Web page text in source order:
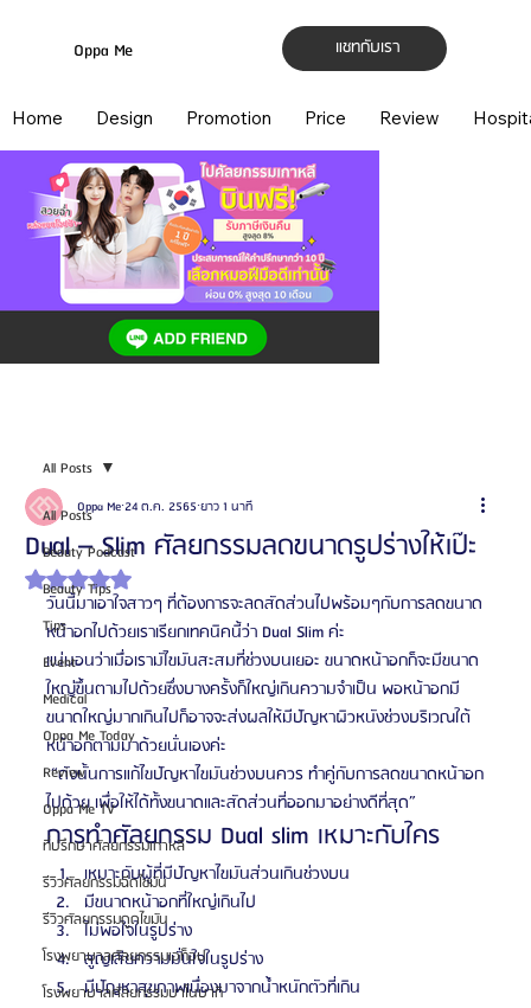
แชทกับเรา
Oppa Me
Home Design Promotion Price Review
All Posts
Beauty Podcast
Beauty Tips
Tips
Event
Medical
Oppa Me Today
Review
Oppa Me TV
ที่ปรึกษาศัลยกรรมเกาหลี
รีวิวศัลยกรรมฉีดไขมัน
รีวิวศัลยกรรมดูดไขมัน
โรงพยาบาลศัลยกรรมเอท็อป
โรงพยาบาลศัลยกรรมบาโนบากิ
All Posts
Dual – Slim ศัลยกรรมลดขนาดรูปร่างให้เป๊ะ
Oppa Me24 ต.ค. 2565 ยาว 1 นาที
ได้รับ NaN เต็ม 5 ดาว
วันนี้มาเอาใจสาวๆ ที่ต้องการจะลดสัดส่วนไปพร้อมๆกับการลดขนาด
หน้าอกไปด้วยเราเรียกเทคนิคนี้ว่า Dual Slim ค่ะ
แน่นอนว่าเมื่อเรามัไขมันสะสมที่ช่วงบนเยอะ ขนาดหน้าอกก็จะมีขนาด
ใหญ่ขึ้นตามไปด้วยซึ่งบางครั้งก็ใหญ่เกินความจำเป็น พอหน้าอกมี
ขนาดใหญ่มากเกินไปก็อาจจะส่งผลให้มีปัญหาผิวหนังช่วงบริเวณใต้
หน้าอกตามมาด้วยนั่นเองค่ะ
“ดังนั้นการแก้ไขปัญหาไขมันช่วงบนควร ทำคู่กับการลดขนาดหน้าอก
ไปด้วย เพื่อให้ได้ทั้งขนาดและสัดส่วนที่ออกมาอย่างดีที่สุด”
การทำศัลยกรรม Dual slim เหมาะกับใคร
เหมาะกับผู้ที่มีปัญหาไขมันส่วนเกินช่วงบน
มีขนาดหน้าอกที่ใหญ่เกินไป
ไม่พอใจในรูปร่าง
สูญเสียความมั่นใจในรูปร่าง
มีปัญหาสุขภาพเนื่องมาจากน้ำหนักตัวที่เกิน